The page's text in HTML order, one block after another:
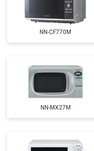
NN-CF770M
NN-MX27M